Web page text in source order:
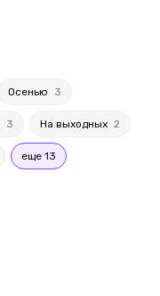
Осенью 3
3 На выходных 2
еще 13